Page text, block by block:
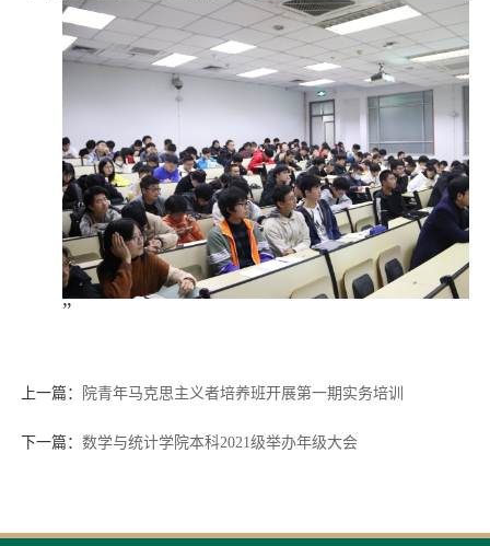
”
上一篇： 院青年马克思主义者培养班开展第一期实务培训
下一篇：数学与统计学院本科2021级举办年级大会